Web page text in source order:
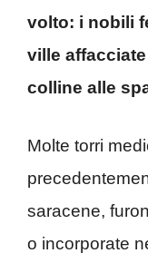
volto: i nobili
ville
colline alle
Molte torri
saracene,
o incorporate